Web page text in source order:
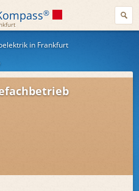
®
in Frankfurt